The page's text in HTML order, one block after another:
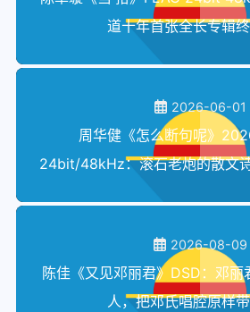
道十年首张全长专辑
2026-06-01
周华健《怎么断句呢》
24bit/48kHz：滚石老炮的散文
2026-08-09
陈佳《又见邓丽君》DSD：邓丽
人，把邓氏唱腔原样